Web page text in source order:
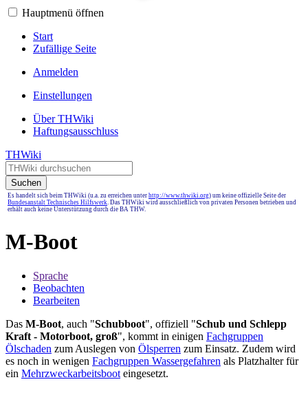
Hauptmenü öffnen
Start
Zufällige Seite
Anmelden
Einstellungen
Über THWiki
Haftungsausschluss
THWiki
Suchen
Es handelt sich beim THWiki (u.a. zu erreichen unter http://www.thwiki.org) um keine offizielle Seite der
Bundesanstalt Technisches Hilfswerk. Das THWiki wird ausschließlich von privaten Personen betrieben und
erhält auch keine Unterstützung durch die BA THW.
M-Boot
Sprache
Beobachten
Bearbeiten
Das M-Boot, auch "Schubboot", offiziell "Schub und Schlepp
Kraft - Motorboot, groß", kommt in einigen Fachgruppen
Ölschaden zum Auslegen von Ölsperren zum Einsatz. Zudem wird
es noch in wenigen Fachgruppen Wassergefahren als Platzhalter für
ein Mehrzweckarbeitsboot eingesetzt.